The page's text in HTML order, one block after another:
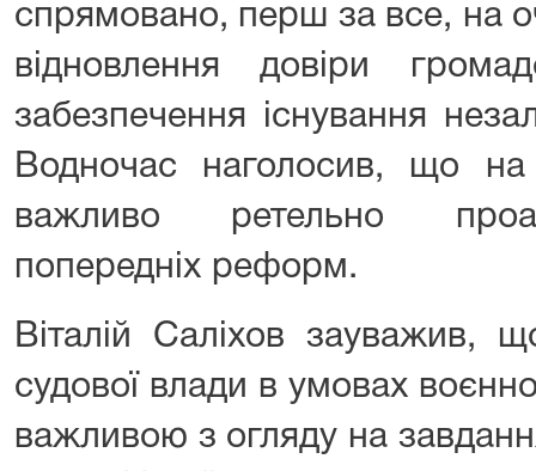
спрямовано, перш за все, на
відновлення довіри
забезпечення існування
Водночас наголосив, що на
важливо ретельно
попередніх реформ.
Віталій Саліхов зауважив,
судової влади в умовах
важливою з огляду на